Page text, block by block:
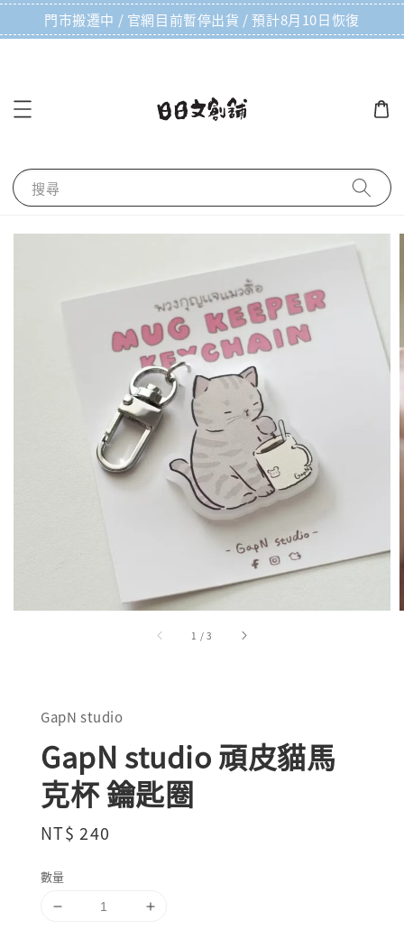
門市搬遷中 / 官網目前暫停出貨 / 預計8月10日恢復
搜尋
1 /3
GapN studio
GapN studio 頑皮貓馬
克杯 鑰匙圈
Regular
NT$ 240
數量